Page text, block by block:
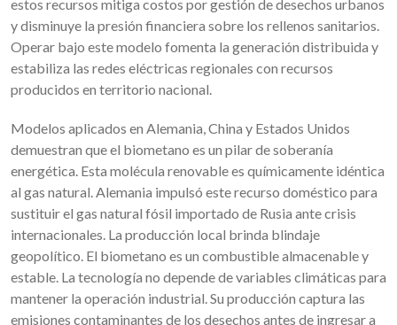
estos recursos mitiga costos por gestión de desechos urbanos
y disminuye la presión financiera sobre los rellenos sanitarios.
Operar bajo este modelo fomenta la generación distribuida y
estabiliza las redes eléctricas regionales con recursos
producidos en territorio nacional.
Modelos aplicados en Alemania, China y Estados Unidos
demuestran que el biometano es un pilar de soberanía
energética. Esta molécula renovable es químicamente idéntica
al gas natural. Alemania impulsó este recurso doméstico para
sustituir el gas natural fósil importado de Rusia ante crisis
internacionales. La producción local brinda blindaje
geopolítico. El biometano es un combustible almacenable y
estable. La tecnología no depende de variables climáticas para
mantener la operación industrial. Su producción captura las
emisiones contaminantes de los desechos antes de ingresar a